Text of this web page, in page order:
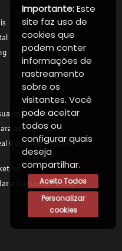
importância
as empresas
Customer Profile) e
a humanizar a sua
Importante:Este
site faz uso de
cookies que
podem conter
informações de
rastreamento
sobre os
visitantes. Você
pode aceitar
todos ou
configurar quais
deseja
compartilhar.
Aceito Todos
Personalizar
cookies